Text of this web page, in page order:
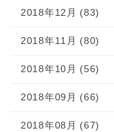
2018年12月 (83)
2018年11月 (80)
2018年10月 (56)
2018年09月 (66)
2018年08月 (67)